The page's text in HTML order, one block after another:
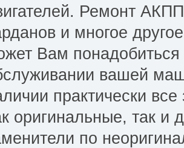
Ремонт
и многое
Вам понадобиться
вашей
практически все
оригинальные, так и
по